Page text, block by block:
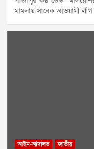
মামলায় সাবেক আওয়ামী লীগ
আইন-আদালত জাতীয়